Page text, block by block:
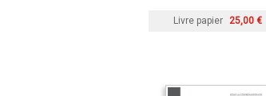
Livre papier 25,00 €